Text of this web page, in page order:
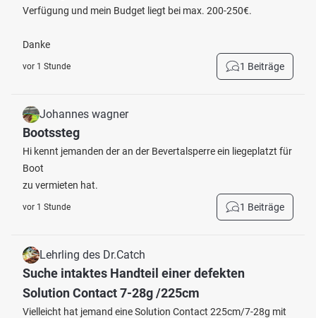
Verfügung und mein Budget liegt bei max. 200-250€.
Danke
vor 1 Stunde 1 Beiträge
Johannes wagner
Bootssteg
Hi kennt jemanden der an der Bevertalsperre ein liegeplatzt für
Boot
zu vermieten hat.
vor 1 Stunde 1 Beiträge
Lehrling des Dr.Catch
Suche intaktes Handteil einer defekten
Solution Contact 7-28g /225cm
Vielleicht hat jemand eine Solution Contact 225cm/7-28g mit